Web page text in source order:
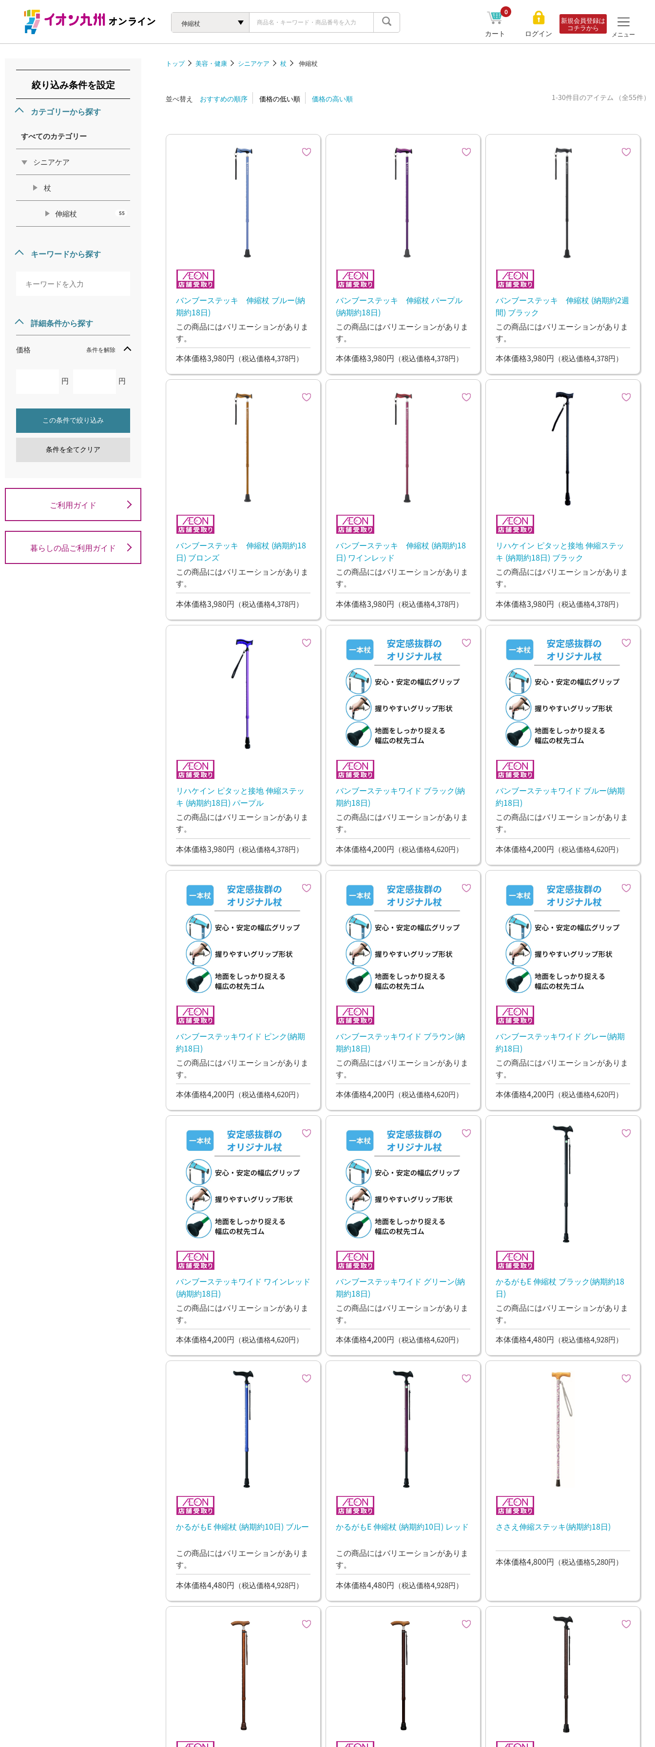
伸縮杖
カート
0
ログイン
新規会員登録は
コチラから
メニュー
絞り込み条件を設定
カテゴリーから探す
すべてのカテゴリー
シニアケア
杖
伸縮杖 55
キーワードから探す
詳細条件から探す
価格 条件を解除
円 円
この条件で絞り込み
条件を全てクリア
ご利用ガイド
暮らしの品ご利用ガイド
トップ 美容・健康 シニアケア 杖 伸縮杖
並べ替え おすすめの順序 価格の低い順 価格の高い順 1-30件目のアイテム （全55件）
バンブーステッキ 伸縮杖 ブルー(納
期約18日)
この商品にはバリエーションがありま
す。
本体価格3,980円 （税込価格4,378円）
バンブーステッキ 伸縮杖 パープル
(納期約18日)
この商品にはバリエーションがありま
す。
本体価格3,980円 （税込価格4,378円）
バンブーステッキ 伸縮杖 (納期約2週
間) ブラック
この商品にはバリエーションがありま
す。
本体価格3,980円 （税込価格4,378円）
バンブーステッキ 伸縮杖 (納期約18
日) ブロンズ
この商品にはバリエーションがありま
す。
本体価格3,980円 （税込価格4,378円）
バンブーステッキ 伸縮杖 (納期約18
日) ワインレッド
この商品にはバリエーションがありま
す。
本体価格3,980円 （税込価格4,378円）
リハケイン ピタッと接地 伸縮ステッ
キ (納期約18日) ブラック
この商品にはバリエーションがありま
す。
本体価格3,980円 （税込価格4,378円）
リハケイン ピタッと接地 伸縮ステッ
キ (納期約18日) パープル
この商品にはバリエーションがありま
す。
本体価格3,980円 （税込価格4,378円）
バンブーステッキワイド ブラック(納
期約18日)
この商品にはバリエーションがありま
す。
本体価格4,200円 （税込価格4,620円）
バンブーステッキワイド ブルー(納期
約18日)
この商品にはバリエーションがありま
す。
本体価格4,200円 （税込価格4,620円）
バンブーステッキワイド ピンク(納期
約18日)
この商品にはバリエーションがありま
す。
本体価格4,200円 （税込価格4,620円）
バンブーステッキワイド ブラウン(納
期約18日)
この商品にはバリエーションがありま
す。
本体価格4,200円 （税込価格4,620円）
バンブーステッキワイド グレー(納期
約18日)
この商品にはバリエーションがありま
す。
本体価格4,200円 （税込価格4,620円）
バンブーステッキワイド ワインレッド
(納期約18日)
この商品にはバリエーションがありま
す。
本体価格4,200円 （税込価格4,620円）
バンブーステッキワイド グリーン(納
期約18日)
この商品にはバリエーションがありま
す。
本体価格4,200円 （税込価格4,620円）
かるがもE 伸縮杖 ブラック(納期約18
日)
この商品にはバリエーションがありま
す。
本体価格4,480円 （税込価格4,928円）
かるがもE 伸縮杖 (納期約10日) ブルー
この商品にはバリエーションがありま
す。
本体価格4,480円 （税込価格4,928円）
かるがもE 伸縮杖 (納期約10日) レッド
この商品にはバリエーションがありま
す。
本体価格4,480円 （税込価格4,928円）
ささえ伸縮ステッキ(納期約18日)
本体価格4,800円 （税込価格5,280円）